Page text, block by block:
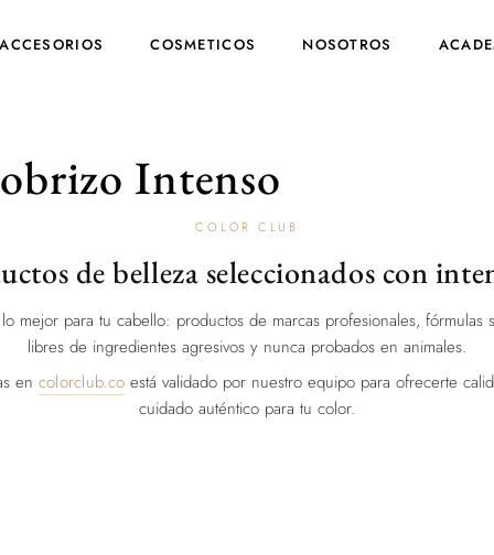
ACCESORIOS COSMETICOS NOSOTROS
Intenso
COLOR CLUB
de belleza seleccionados con
mejor para tu cabello: productos de marcas profesionales, fórmulas
libres de ingredientes agresivos y nunca probados en animales.
en colorclub.co está validado por nuestro equipo para ofrecerte
cuidado auténtico para tu color.